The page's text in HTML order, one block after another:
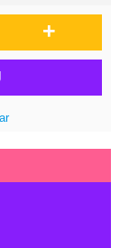
+